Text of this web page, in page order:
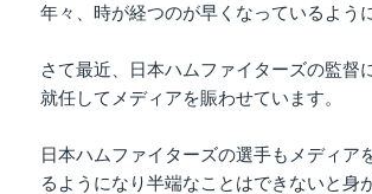
年々、時が経つのが早くなっているよう
さて最近、日本ハムファイターズの監督
就任してメディアを賑わせています。
日本ハムファイターズの選手もメディア
るようになり半端なことはできないと身